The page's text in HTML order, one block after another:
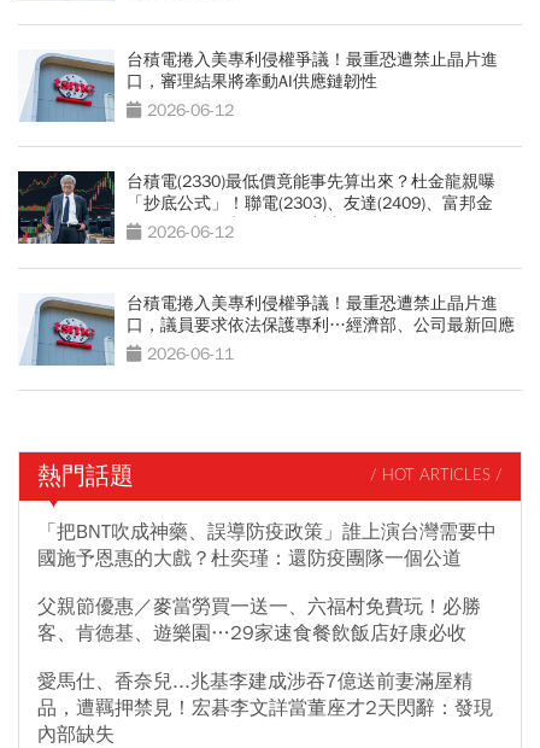
台積電捲入美專利侵權爭議！最重恐遭禁止晶片進
口，審理結果將牽動AI供應鏈韌性
2026-06-12
台積電(2330)最低價竟能事先算出來？杜金龍親曝
「抄底公式」！聯電(2303)、友達(2409)、富邦金
(2881)...下一波黑馬名單出爐
2026-06-12
台積電捲入美專利侵權爭議！最重恐遭禁止晶片進
口，議員要求依法保護專利…經濟部、公司最新回應
2026-06-11
熱門話題 / HOT ARTICLES /
「把BNT吹成神藥、誤導防疫政策」誰上演台灣需要中
國施予恩惠的大戲？杜奕瑾：還防疫團隊一個公道
父親節優惠／麥當勞買一送一、六福村免費玩！必勝
客、肯德基、遊樂園…29家速食餐飲飯店好康必收
愛馬仕、香奈兒...兆基李建成涉吞7億送前妻滿屋精
品，遭羈押禁見！宏碁李文詳當董座才2天閃辭：發現
內部缺失